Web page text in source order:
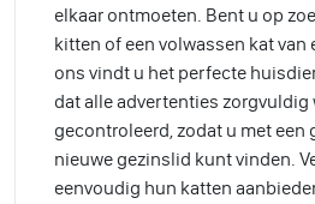
elkaar ontmoeten. Bent u op
kitten of een volwassen kat van
ons vindt u het perfecte
dat alle advertenties zorgvuldig
gecontroleerd, zodat u met een
nieuwe gezinslid kunt vinden.
eenvoudig hun katten